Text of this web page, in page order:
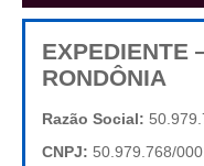
EXPEDIENTE
RONDÔNIA
Razão Social:
CNPJ: 50.979.768/